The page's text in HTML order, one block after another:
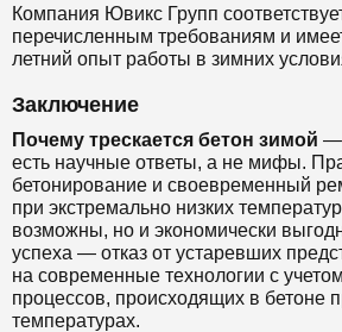
Компания Ювикс Групп
перечисленным требованиям и
летний опыт работы в зимних
Заключение
Почему трескается бетон зимой —
есть научные ответы, а не мифы.
бетонирование и своевременный
при экстремально низких
возможны, но и экономически
успеха — отказ от устаревших
на современные технологии с
процессов, происходящих в бетоне
температурах.